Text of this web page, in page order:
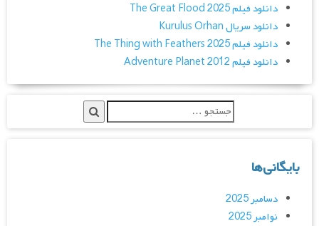
دانلود فیلم The Great Flood 2025
دانلود سریال Kurulus Orhan
دانلود فیلم The Thing with Feathers 2025
دانلود فیلم Adventure Planet 2012
بایگانی‌ها
دسامبر 2025
نوامبر 2025